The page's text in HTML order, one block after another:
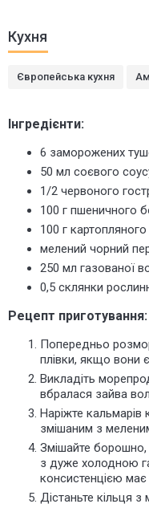
Кухня
Європейська кухня
Інгредієнти:
6 заморожених
50 мл соєвого
1/2 червоного
100 г пшеничного
100 г
мелений чорний
250 мл газованої
0,5 склянки
Рецепт приготування:
Попередньо
плівки, якщо вони є.
Викладіть
вбралася зайва
Наріжте кальмарів
змішаним з
Змішайте борошно,
з дуже холодною
консистенцією
Дістаньте кільця